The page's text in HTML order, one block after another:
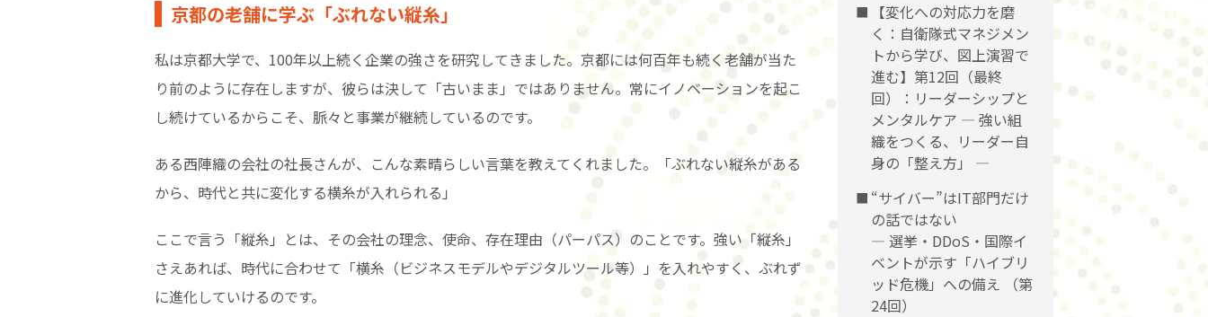
京都の老舗に学ぶ「ぶれない縦糸」
私は京都大学で、100年以上続く企業の強さを研究してきました。京都には何百年も続く老舗が当た
り前のように存在しますが、彼らは決して「古いまま」ではありません。常にイノベーションを起こ
し続けているからこそ、脈々と事業が継続しているのです。
ある西陣織の会社の社長さんが、こんな素晴らしい言葉を教えてくれました。「ぶれない縦糸がある
から、時代と共に変化する横糸が入れられる」
ここで言う「縦糸」とは、その会社の理念、使命、存在理由（パーパス）のことです。強い「縦糸」
さえあれば、時代に合わせて「横糸（ビジネスモデルやデジタルツール等）」を入れやすく、ぶれず
に進化していけるのです。
【変化への対応力を磨
く：自衛隊式マネジメン
トから学び、図上演習で
進む】第12回（最終
回）：リーダーシップと
メンタルケア ― 強い組
織をつくる、リーダー自
身の「整え方」 ―
“サイバー”はIT部門だけ
の話ではない
― 選挙・DDoS・国際イ
ベントが示す「ハイブリ
ッド危機」への備え （第
24回）